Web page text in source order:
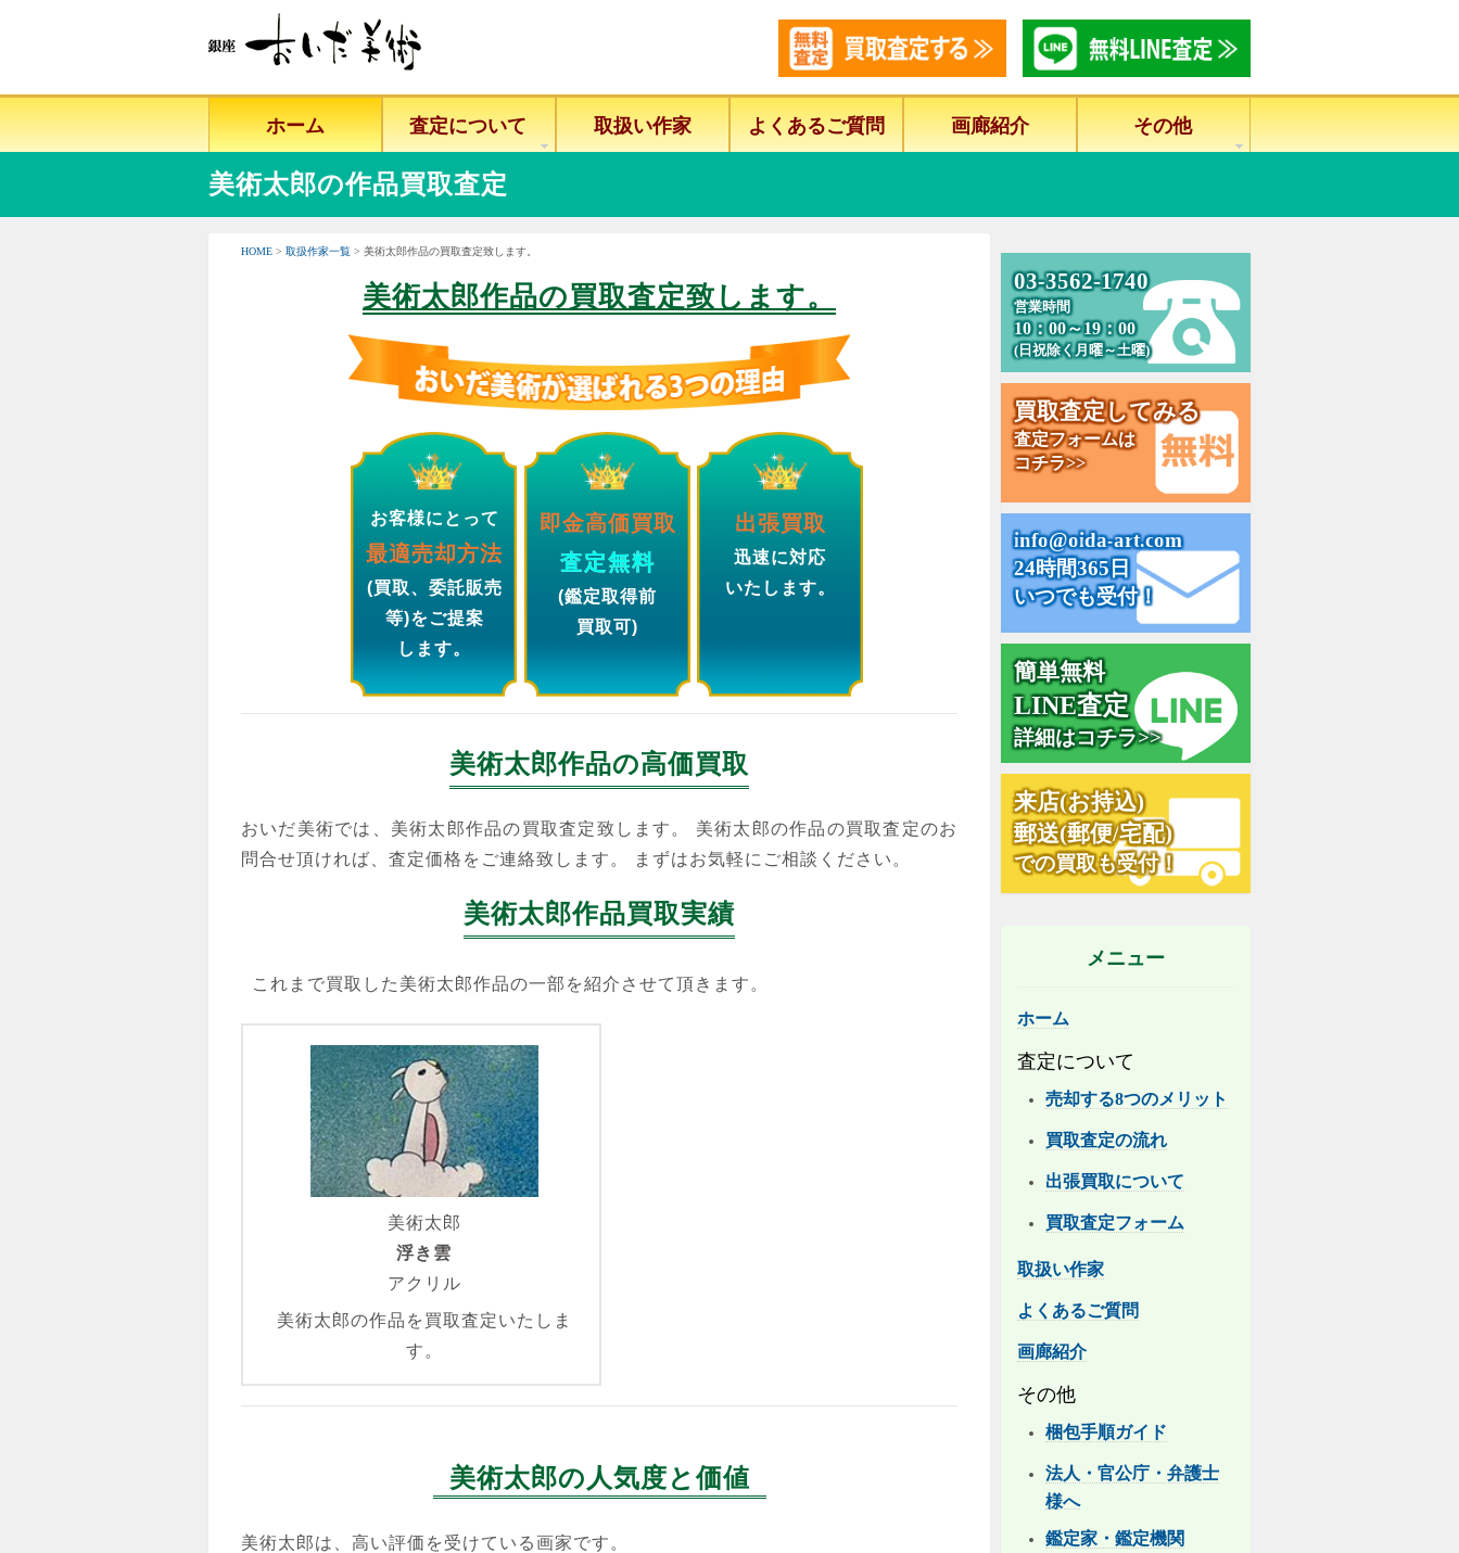
ホーム 査定について 取扱い作家 よくあるご質問 画廊紹介 その他
美術太郎の作品買取査定
HOME > 取扱作家一覧 > 美術太郎作品の買取査定致します。
美術太郎作品の買取査定致します。
お客様にとって
最適売却方法
(買取、委託販売
等)をご提案
します。
即金高価買取
査定無料
(鑑定取得前
買取可)
出張買取
迅速に対応
いたします。
美術太郎作品の高価買取
おいだ美術では、美術太郎作品の買取査定致します。 美術太郎の作品の買取査定のお
問合せ頂ければ、査定価格をご連絡致します。 まずはお気軽にご相談ください。
美術太郎作品買取実績
これまで買取した美術太郎作品の一部を紹介させて頂きます。
美術太郎
浮き雲
アクリル
美術太郎の作品を買取査定いたしま
す。
美術太郎の人気度と価値
美術太郎は、高い評価を受けている画家です。
03-3562-1740
営業時間
10：00～19：00
(日祝除く月曜～土曜)
買取査定してみる
査定フォームは
コチラ>>
info@oida-art.com
24時間365日
いつでも受付！
簡単無料
LINE査定
詳細はコチラ>>
来店(お持込)
郵送(郵便/宅配)
での買取も受付！
メニュー
ホーム
査定について
売却する8つのメリット
買取査定の流れ
出張買取について
買取査定フォーム
取扱い作家
よくあるご質問
画廊紹介
その他
梱包手順ガイド
法人・官公庁・弁護士
様へ
鑑定家・鑑定機関